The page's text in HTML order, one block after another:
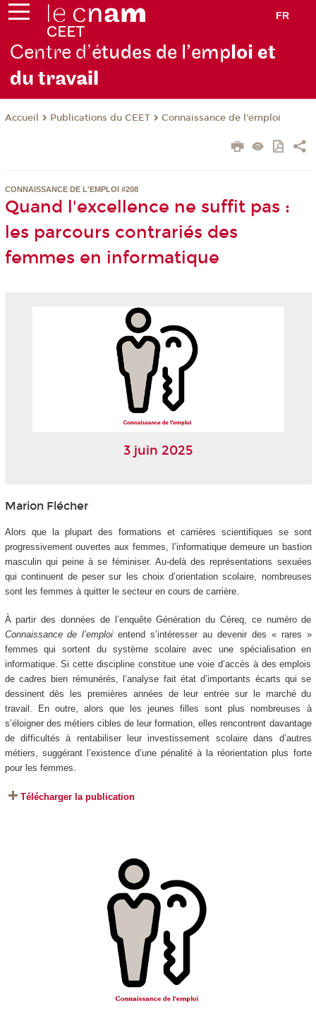
FR
Centre d’études de l’emploi et
du travail
Accueil Publications du CEET Connaissance de l'emploi
CONNAISSANCE DE L'EMPLOI #208
Quand l'excellence ne suffit pas :
les parcours contrariés des
femmes en informatique
3 juin 2025
Marion Flécher
Alors que la plupart des formations et carrières scientifiques se sont
progressivement ouvertes aux femmes, l’informatique demeure un bastion
masculin qui peine à se féminiser. Au-delà des représentations sexuées
qui continuent de peser sur les choix d’orientation scolaire, nombreuses
sont les femmes à quitter le secteur en cours de carrière.
À partir des données de l’enquête Génération du Céreq, ce numéro de
Connaissance de l’emploi entend s’intéresser au devenir des « rares »
femmes qui sortent du système scolaire avec une spécialisation en
informatique. Si cette discipline constitue une voie d’accès à des emplois
de cadres bien rémunérés, l’analyse fait état d’importants écarts qui se
dessinent dès les premières années de leur entrée sur le marché du
travail. En outre, alors que les jeunes filles sont plus nombreuses à
s’éloigner des métiers cibles de leur formation, elles rencontrent davantage
de difficultés à rentabiliser leur investissement scolaire dans d’autres
métiers, suggérant l’existence d’une pénalité à la réorientation plus forte
pour les femmes.
Télécharger la publication